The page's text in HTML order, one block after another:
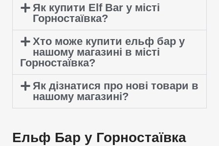
Як купити Elf Bar у місті
Горностаївка?
Хто може купити ельф бар у
нашому магазині в місті
Горностаївка?
Як дізнатися про нові товари в
нашому магазині?
Ельф Бар у Горностаївка